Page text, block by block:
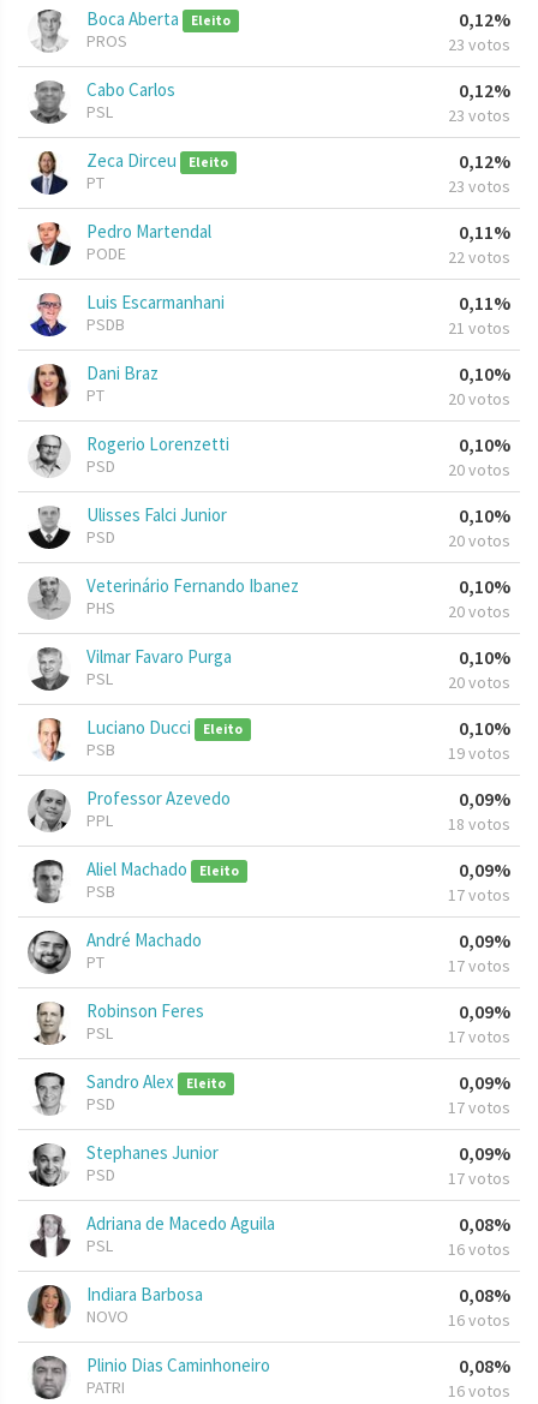
Boca Aberta Eleito
PROS
0,12%
23 votos
Cabo Carlos
PSL
0,12%
23 votos
Zeca Dirceu Eleito
PT
0,12%
23 votos
Pedro Martendal
PODE
0,11%
22 votos
Luis Escarmanhani
PSDB
0,11%
21 votos
Dani Braz
PT
0,10%
20 votos
Rogerio Lorenzetti
PSD
0,10%
20 votos
Ulisses Falci Junior
PSD
0,10%
20 votos
Veterinário Fernando Ibanez
PHS
0,10%
20 votos
Vilmar Favaro Purga
PSL
0,10%
20 votos
Luciano Ducci Eleito
PSB
0,10%
19 votos
Professor Azevedo
PPL
0,09%
18 votos
Aliel Machado Eleito
PSB
0,09%
17 votos
André Machado
PT
0,09%
17 votos
Robinson Feres
PSL
0,09%
17 votos
Sandro Alex Eleito
PSD
0,09%
17 votos
Stephanes Junior
PSD
0,09%
17 votos
Adriana de Macedo Aguila
PSL
0,08%
16 votos
Indiara Barbosa
NOVO
0,08%
16 votos
Plinio Dias Caminhoneiro
PATRI
0,08%
16 votos